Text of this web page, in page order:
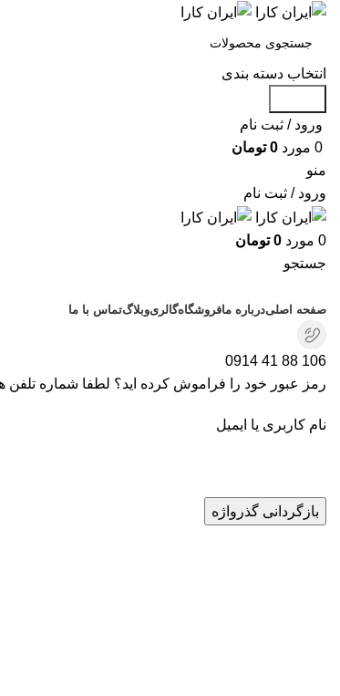
انتخاب دسته بندی
ورود / ثبت نام
0 مورد 0 تومان
منو
ورود / ثبت نام
0 مورد 0 تومان
جستجو
صفحه اصلیدرباره مافروشگاهگالریوبلاگتماس با ما
106 88 41 0914
رمز عبور خود را فراموش کرده اید؟ لطفا شماره تلفن
نام کاربری یا ایمیل
بازگردانی گذرواژه